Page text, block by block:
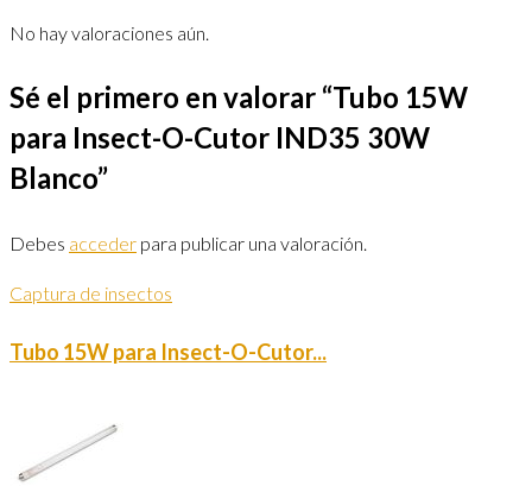
No hay valoraciones aún.
Sé el primero en valorar “Tubo 15W
para Insect-O-Cutor IND35 30W
Blanco”
Debes acceder para publicar una valoración.
Captura de insectos
Tubo 15W para Insect-O-Cutor...